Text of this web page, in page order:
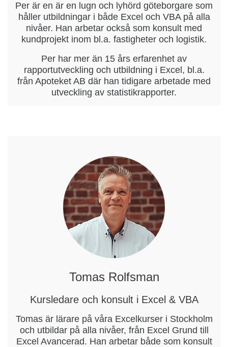
Per är en är en lugn och lyhörd göteborgare som
håller utbildningar i både Excel och VBA på alla
nivåer. Han arbetar också som konsult med
kundprojekt inom bl.a. fastigheter och logistik.
Per har mer än 15 års erfarenhet av
rapportutveckling och utbildning i Excel, bl.a.
från Apoteket AB där han tidigare arbetade med
utveckling av statistikrapporter.
Tomas Rolfsman
Kursledare och konsult i Excel & VBA
Tomas är lärare på våra Excelkurser i Stockholm
och utbildar på alla nivåer, från Excel Grund till
Excel Avancerad. Han arbetar både som konsult